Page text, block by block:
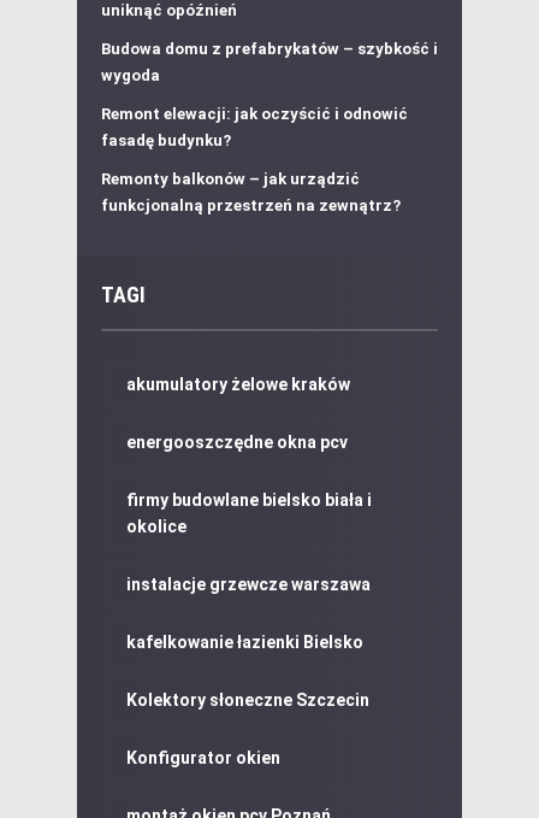
uniknąć opóźnień
Budowa domu z prefabrykatów – szybkość i
wygoda
Remont elewacji: jak oczyścić i odnowić
fasadę budynku?
Remonty balkonów – jak urządzić
funkcjonalną przestrzeń na zewnątrz?
TAGI
akumulatory żelowe kraków
energooszczędne okna pcv
firmy budowlane bielsko biała i
okolice
instalacje grzewcze warszawa
kafelkowanie łazienki Bielsko
Kolektory słoneczne Szczecin
Konfigurator okien